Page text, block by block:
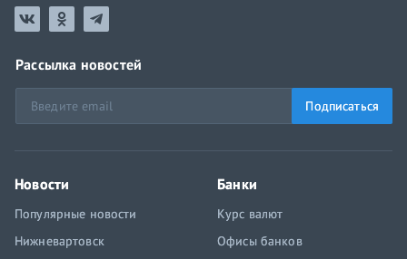
Рассылка новостей
Подписаться
Новости
Популярные новости
Нижневартовск
Банки
Курс валют
Офисы банков